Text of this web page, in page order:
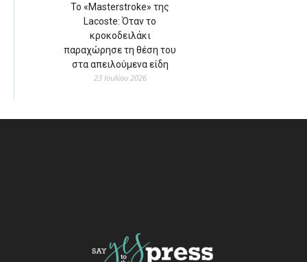
Το «Masterstroke» της
Lacoste: Όταν το
κροκοδειλάκι
παραχώρησε τη θέση του
στα απειλούμενα είδη
23 Ιουλίου 2026